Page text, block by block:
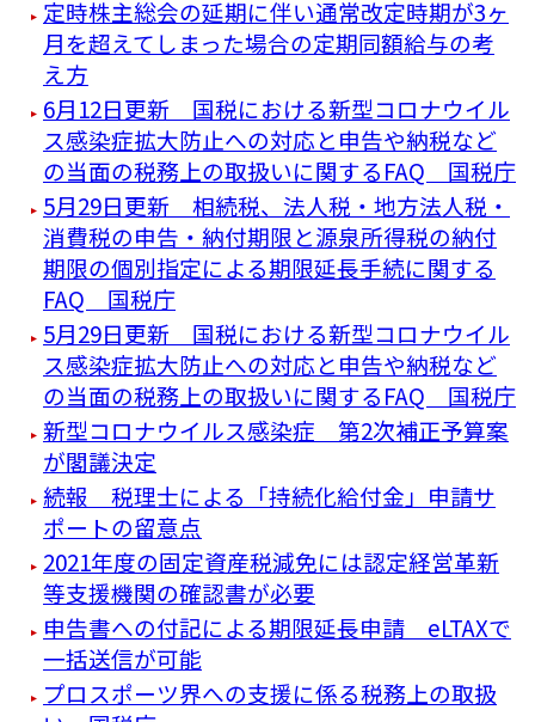
定時株主総会の延期に伴い通常改定時期が3ヶ
月を超えてしまった場合の定期同額給与の考
え方
6月12日更新 国税における新型コロナウイル
ス感染症拡大防止への対応と申告や納税など
の当面の税務上の取扱いに関するFAQ 国税庁
5月29日更新 相続税、法人税・地方法人税・
消費税の申告・納付期限と源泉所得税の納付
期限の個別指定による期限延長手続に関する
FAQ 国税庁
5月29日更新 国税における新型コロナウイル
ス感染症拡大防止への対応と申告や納税など
の当面の税務上の取扱いに関するFAQ 国税庁
新型コロナウイルス感染症 第2次補正予算案
が閣議決定
続報 税理士による「持続化給付金」申請サ
ポートの留意点
2021年度の固定資産税減免には認定経営革新
等支援機関の確認書が必要
申告書への付記による期限延長申請 eLTAXで
一括送信が可能
プロスポーツ界への支援に係る税務上の取扱